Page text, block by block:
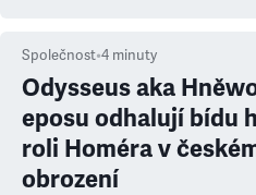
Společnost•4 minuty
Odysseus aka
eposu odhalují bídu
roli Homéra v
obrození